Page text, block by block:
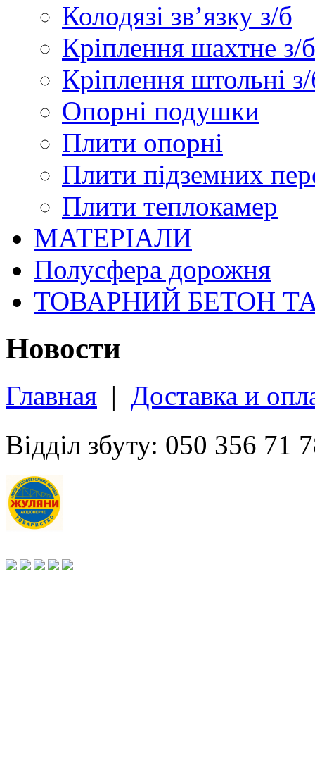
Колодязі зв’язку з/б
Кріплення шахтне з/б
Кріплення штольні
Опорні подушки
Плити опорні
Плити підземних
Плити теплокамер
МАТЕРІАЛИ
Полусфера дорожня
ТОВАРНИЙ БЕТОН
Новости
Главная | Доставка и
Відділ збуту: 050 356 71